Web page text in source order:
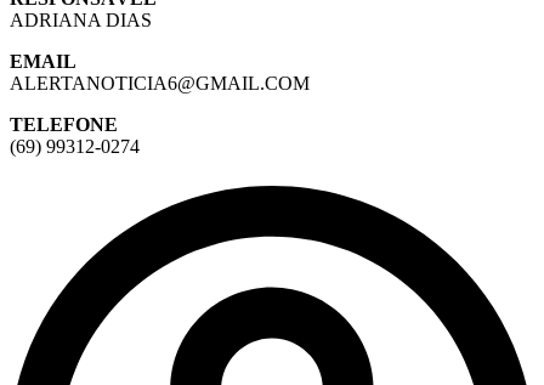
ADRIANA DIAS
EMAIL
ALERTANOTICIA6@GMAIL.COM
TELEFONE
(69) 99312-0274